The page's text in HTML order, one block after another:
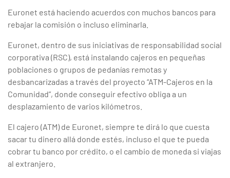
Euronet está haciendo acuerdos con muchos bancos para
rebajar la comisión o incluso eliminarla.
Euronet, dentro de sus iniciativas de responsabilidad social
corporativa (RSC), está instalando cajeros en pequeñas
poblaciones o grupos de pedanías remotas y
desbancarizadas a través del proyecto “ATM-Cajeros en la
Comunidad”, donde conseguir efectivo obliga a un
desplazamiento de varios kilómetros.
El cajero (ATM) de Euronet, siempre te dirá lo que cuesta
sacar tu dinero allá donde estés, incluso el que te pueda
cobrar tu banco por crédito, o el cambio de moneda si viajas
al extranjero.